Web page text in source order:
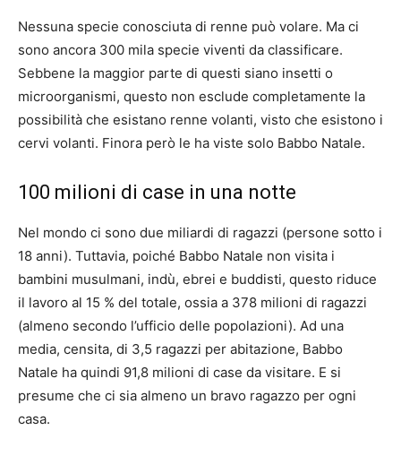
Nessuna specie conosciuta di renne può volare. Ma ci
sono ancora 300 mila specie viventi da classificare.
Sebbene la maggior parte di questi siano insetti o
microorganismi, questo non esclude completamente la
possibilità che esistano renne volanti, visto che esistono i
cervi volanti. Finora però le ha viste solo Babbo Natale.
100 milioni di case in una notte
Nel mondo ci sono due miliardi di ragazzi (persone sotto i
18 anni). Tuttavia, poiché Babbo Natale non visita i
bambini musulmani, indù, ebrei e buddisti, questo riduce
il lavoro al 15 % del totale, ossia a 378 milioni di ragazzi
(almeno secondo l’ufficio delle popolazioni). Ad una
media, censita, di 3,5 ragazzi per abitazione, Babbo
Natale ha quindi 91,8 milioni di case da visitare. E si
presume che ci sia almeno un bravo ragazzo per ogni
casa.